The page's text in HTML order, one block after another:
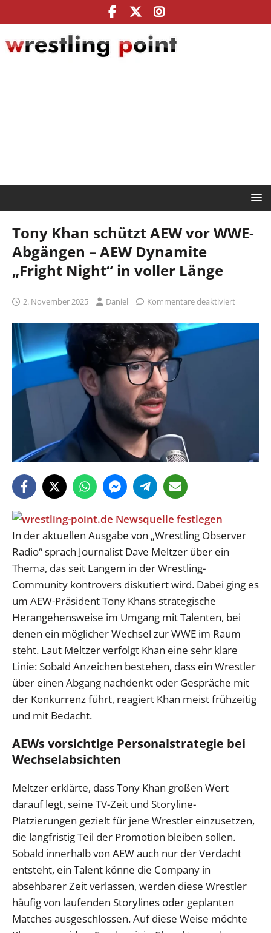
Tony Khan schützt AEW vor WWE-
Abgängen – AEW Dynamite
„Fright Night“ in voller Länge
2. November 2025 Daniel Kommentare deaktiviert
In der aktuellen Ausgabe von „Wrestling Observer
Radio“ sprach Journalist Dave Meltzer über ein
Thema, das seit Langem in der Wrestling-
Community kontrovers diskutiert wird. Dabei ging es
um AEW-Präsident Tony Khans strategische
Herangehensweise im Umgang mit Talenten, bei
denen ein möglicher Wechsel zur WWE im Raum
steht. Laut Meltzer verfolgt Khan eine sehr klare
Linie: Sobald Anzeichen bestehen, dass ein Wrestler
über einen Abgang nachdenkt oder Gespräche mit
der Konkurrenz führt, reagiert Khan meist frühzeitig
und mit Bedacht.
AEWs vorsichtige Personalstrategie bei
Wechselabsichten
Meltzer erklärte, dass Tony Khan großen Wert
darauf legt, seine TV-Zeit und Storyline-
Platzierungen gezielt für jene Wrestler einzusetzen,
die langfristig Teil der Promotion bleiben sollen.
Sobald innerhalb von AEW auch nur der Verdacht
entsteht, ein Talent könne die Company in
absehbarer Zeit verlassen, werden diese Wrestler
häufig von laufenden Storylines oder geplanten
Matches ausgeschlossen. Auf diese Weise möchte